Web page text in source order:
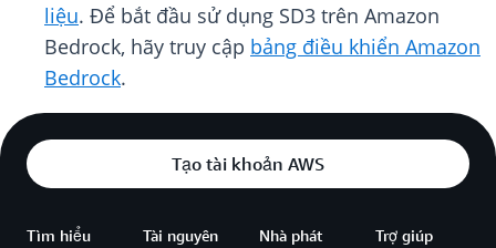
liệu. Để bắt đầu sử dụng SD3 trên Amazon
Bedrock, hãy truy cập bảng điều khiển Amazon
Bedrock.
Tạo tài khoản AWS
Tìm hiểu Tài nguyên
Nhà phát
Trợ giúp